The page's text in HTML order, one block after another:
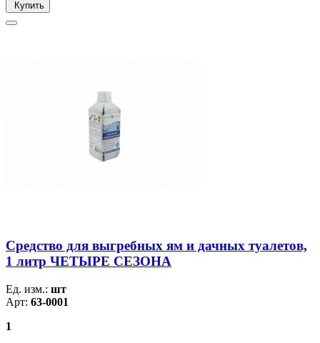
Купить
Средство для выгребных ям и дачных туалетов,
1 литр ЧЕТЫРЕ СЕЗОНА
Ед. изм.: шт
Арт: 63-0001
1